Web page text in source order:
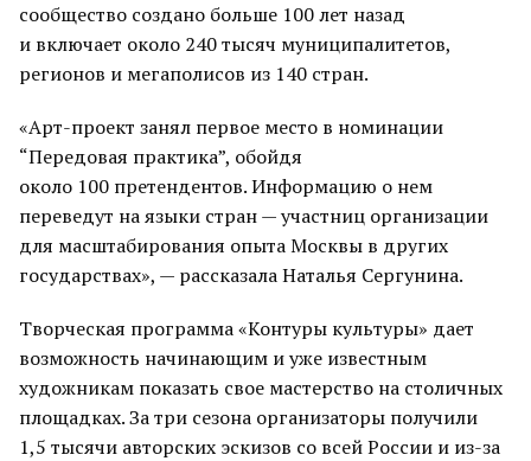
сообщество создано больше 100 лет назад
и включает около 240 тысяч муниципалитетов,
регионов и мегаполисов из 140 стран.
«Арт-проект занял первое место в номинации
“Передовая практика”, обойдя
около 100 претендентов. Информацию о нем
переведут на языки стран — участниц организации
для масштабирования опыта Москвы в других
государствах», — рассказала Наталья Сергунина.
Творческая программа «Контуры культуры» дает
возможность начинающим и уже известным
художникам показать свое мастерство на столичных
площадках. За три сезона организаторы получили
1,5 тысячи авторских эскизов со всей России и из-за